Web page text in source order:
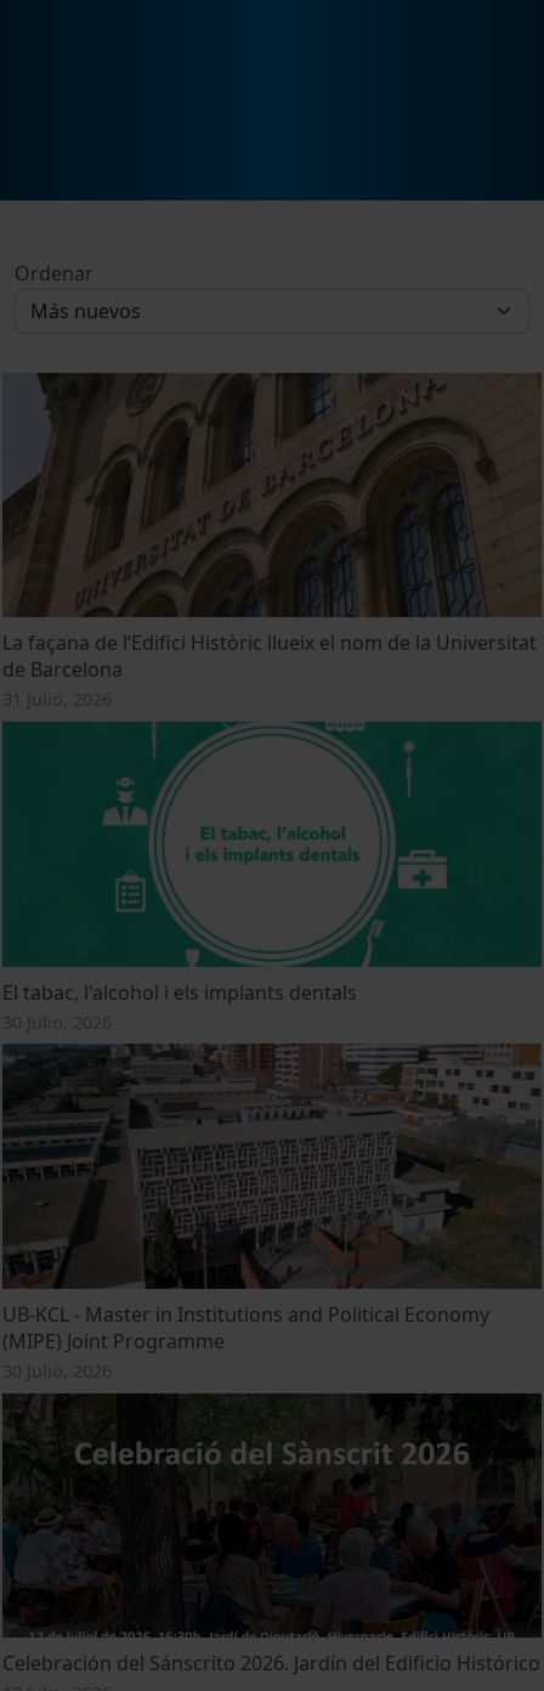
Ordenar
La façana de l’Edifici Històric llueix el nom de la Universitat
de Barcelona
31 Julio, 2026
El tabac, l'alcohol i els implants dentals
30 Julio, 2026
UB-KCL - Master in Institutions and Political Economy
(MIPE) Joint Programme
30 Julio, 2026
Celebración del Sánscrito 2026. Jardín del Edificio Histórico